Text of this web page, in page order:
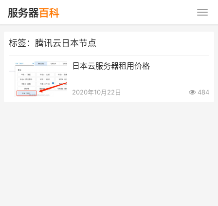
标签：腾讯云日本节点
日本云服务器租用价格
2020年10月22日 484